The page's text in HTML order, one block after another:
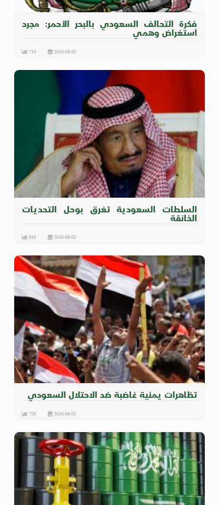
فكرة التحالف السعودي بالبحر الأحمر: مجرد
استغراض وهمي
2026-08-02
716
السلطات السعودية تغرق بوحل التحديات
الخانقة
2026-08-02
816
تظاهرات يمنية غاضبة ضد الاحتلال السعودي
2026-08-02
758